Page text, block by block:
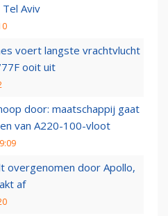
Aviv
voert langste vrachtvlucht
ooit uit
door: maatschappij gaat
van A220-100-vloot
overgenomen door Apollo,
af